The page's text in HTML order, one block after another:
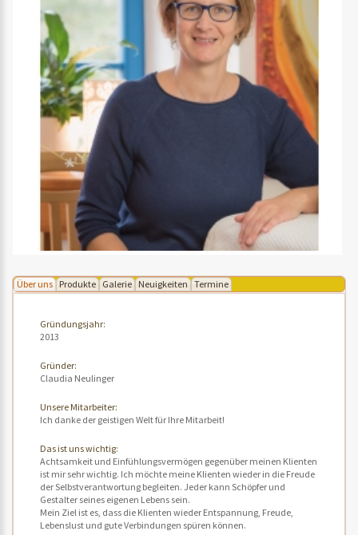
Über uns Produkte Galerie Neuigkeiten Termine
Gründungsjahr:
2013
Gründer:
Claudia Neulinger
Unsere Mitarbeiter:
Ich danke der geistigen Welt für Ihre Mitarbeit!
Das ist uns wichtig:
Achtsamkeit und Einfühlungsvermögen gegenüber meinen Klienten
ist mir sehr wichtig. Ich möchte meine Klienten wieder in die Freude
der Selbstverantwortung begleiten. Jeder kann Schöpfer und
Gestalter seines eigenen Lebens sein.
Mein Ziel ist es, dass die Klienten wieder Entspannung, Freude,
Lebenslust und gute Verbindungen spüren können.